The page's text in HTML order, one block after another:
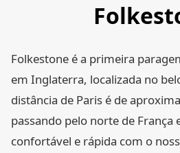
Folkestone é a primeira
em Inglaterra, localizada no
distância de Paris é de
passando pelo norte de França
confortável e rápida com o